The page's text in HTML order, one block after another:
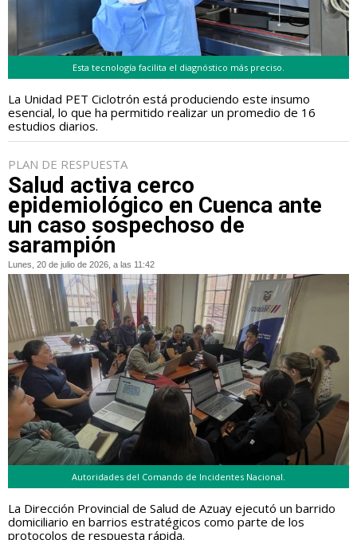
Esta tecnología facilita el diagnóstico más preciso.
La Unidad PET Ciclotrón está produciendo este insumo
esencial, lo que ha permitido realizar un promedio de 16
estudios diarios.
PLAN DE RESPUESTA
Salud activa cerco
epidemiológico en Cuenca ante
un caso sospechoso de
sarampión
Lunes, 20 de julio de 2026, a las 11:42
Autoridades del Comando de Incidentes Nacional.
La Dirección Provincial de Salud de Azuay ejecutó un barrido
domiciliario en barrios estratégicos como parte de los
protocolos de respuesta rápida.